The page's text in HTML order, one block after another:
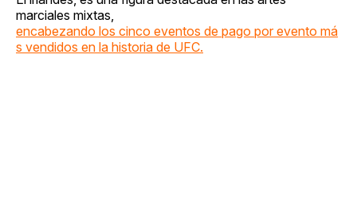
marciales mixtas,
encabezando los cinco eventos de pago por evento má
s vendidos en la historia de UFC.